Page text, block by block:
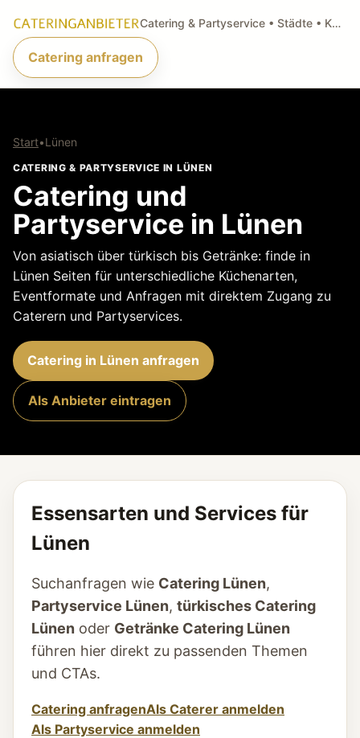
Catering & Partyservice • Städte • Küchenarten • Anfragen
Catering anfragen
Start•Lünen
CATERING & PARTYSERVICE IN LÜNEN
Catering und
Partyservice in Lünen
Von asiatisch über türkisch bis Getränke: finde in
Lünen Seiten für unterschiedliche Küchenarten,
Eventformate und Anfragen mit direktem Zugang zu
Caterern und Partyservices.
Catering in Lünen anfragen
Als Anbieter eintragen
Essensarten und Services für
Lünen
Suchanfragen wie Catering Lünen,
Partyservice Lünen, türkisches Catering
Lünen oder Getränke Catering Lünen
führen hier direkt zu passenden Themen
und CTAs.
Catering anfragenAls Caterer anmelden
Als Partyservice anmelden